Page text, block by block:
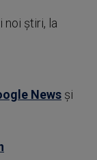
noi știri, la
News şi